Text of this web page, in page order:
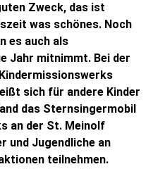
Zweck, das ist
was schönes. Noch
es auch als
Jahr mitnimmt. Bei der
sich für andere Kinder
das Sternsingermobil
an der St. Meinolf
und Jugendliche an
teilnehmen.